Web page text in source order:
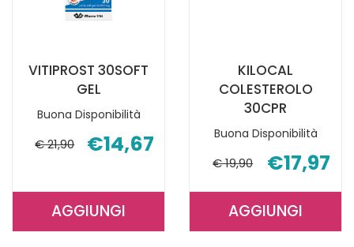
VITIPROST 30SOFT
GEL
Buona Disponibilità
€ 21,90 €14,67
AGGIUNGIAGGIUNGI VITIPROST
KILOCAL
COLESTEROLO
30CPR
Buona Disponibilità
€ 19,90 €17,97
AGGIUNGIAGGIUNGI